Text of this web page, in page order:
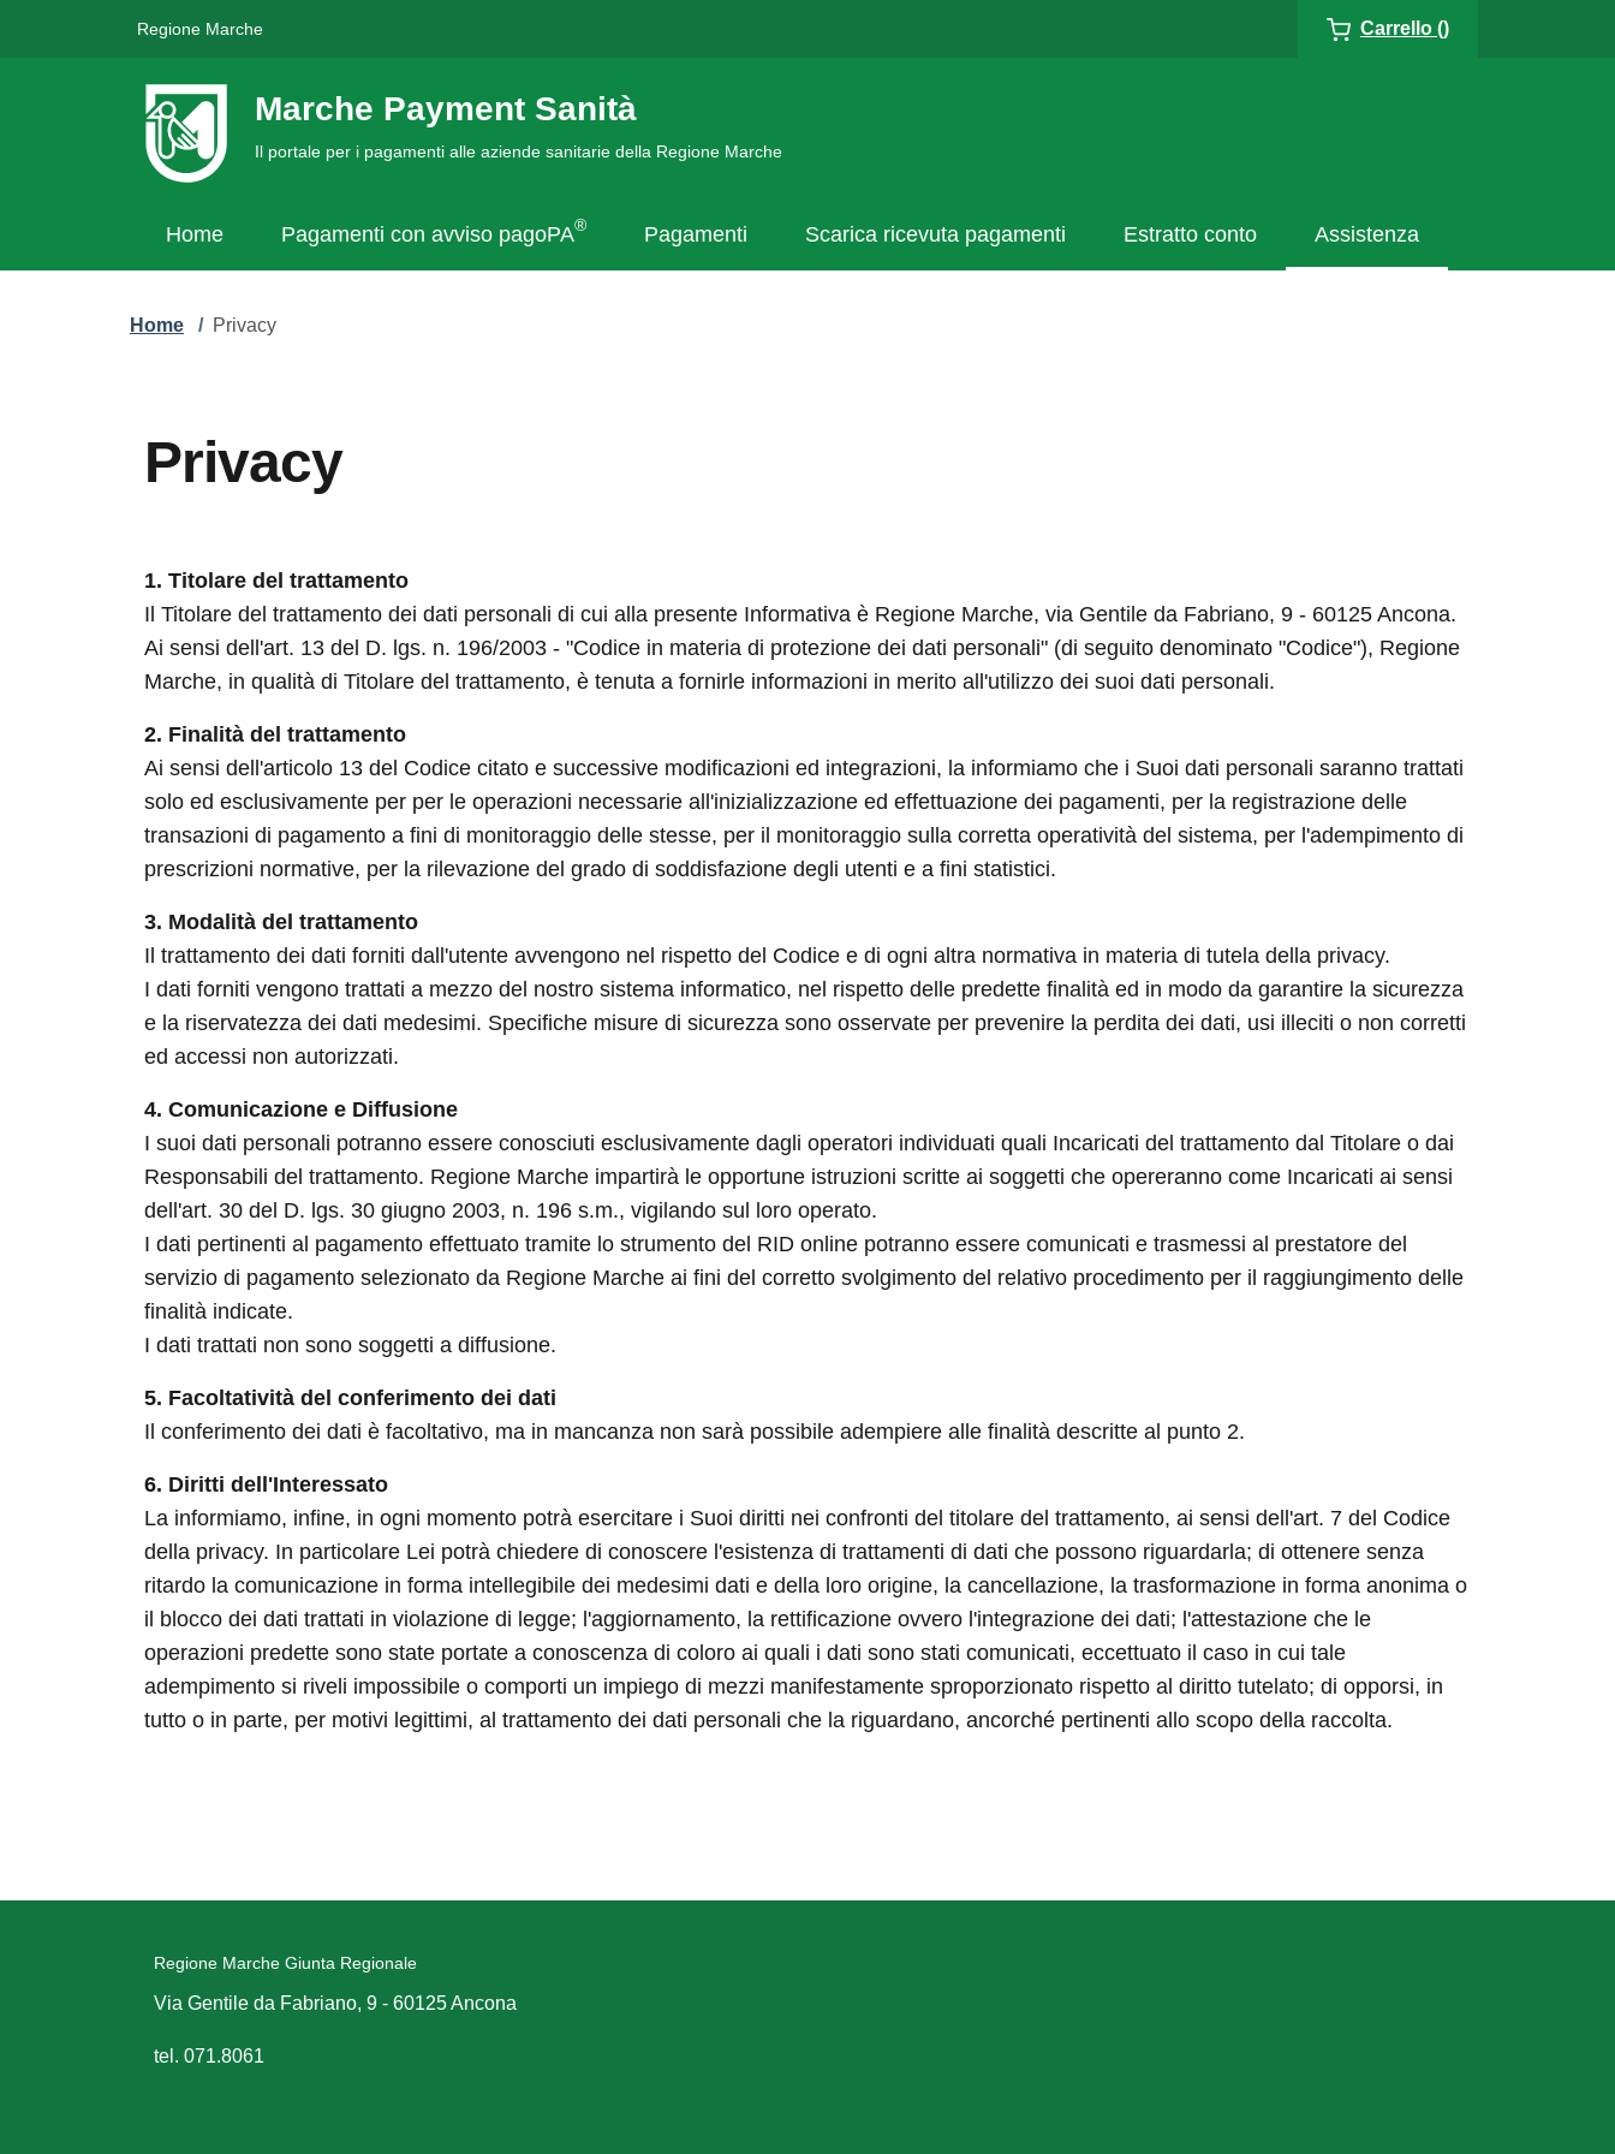
Regione Marche Carrello ()
Marche Payment Sanità
Il portale per i pagamenti alle aziende sanitarie della Regione Marche
Home Pagamenti con avviso pagoPA® Pagamenti Scarica ricevuta pagamenti Estratto conto Assistenza
Home / Privacy
Privacy
1. Titolare del trattamento
Il Titolare del trattamento dei dati personali di cui alla presente Informativa è Regione Marche, via Gentile da Fabriano, 9 - 60125 Ancona.
Ai sensi dell'art. 13 del D. lgs. n. 196/2003 - "Codice in materia di protezione dei dati personali" (di seguito denominato "Codice"), Regione
Marche, in qualità di Titolare del trattamento, è tenuta a fornirle informazioni in merito all'utilizzo dei suoi dati personali.
2. Finalità del trattamento
Ai sensi dell'articolo 13 del Codice citato e successive modificazioni ed integrazioni, la informiamo che i Suoi dati personali saranno trattati
solo ed esclusivamente per per le operazioni necessarie all'inizializzazione ed effettuazione dei pagamenti, per la registrazione delle
transazioni di pagamento a fini di monitoraggio delle stesse, per il monitoraggio sulla corretta operatività del sistema, per l'adempimento di
prescrizioni normative, per la rilevazione del grado di soddisfazione degli utenti e a fini statistici.
3. Modalità del trattamento
Il trattamento dei dati forniti dall'utente avvengono nel rispetto del Codice e di ogni altra normativa in materia di tutela della privacy.
I dati forniti vengono trattati a mezzo del nostro sistema informatico, nel rispetto delle predette finalità ed in modo da garantire la sicurezza
e la riservatezza dei dati medesimi. Specifiche misure di sicurezza sono osservate per prevenire la perdita dei dati, usi illeciti o non corretti
ed accessi non autorizzati.
4. Comunicazione e Diffusione
I suoi dati personali potranno essere conosciuti esclusivamente dagli operatori individuati quali Incaricati del trattamento dal Titolare o dai
Responsabili del trattamento. Regione Marche impartirà le opportune istruzioni scritte ai soggetti che opereranno come Incaricati ai sensi
dell'art. 30 del D. lgs. 30 giugno 2003, n. 196 s.m., vigilando sul loro operato.
I dati pertinenti al pagamento effettuato tramite lo strumento del RID online potranno essere comunicati e trasmessi al prestatore del
servizio di pagamento selezionato da Regione Marche ai fini del corretto svolgimento del relativo procedimento per il raggiungimento delle
finalità indicate.
I dati trattati non sono soggetti a diffusione.
5. Facoltatività del conferimento dei dati
Il conferimento dei dati è facoltativo, ma in mancanza non sarà possibile adempiere alle finalità descritte al punto 2.
6. Diritti dell'Interessato
La informiamo, infine, in ogni momento potrà esercitare i Suoi diritti nei confronti del titolare del trattamento, ai sensi dell'art. 7 del Codice
della privacy. In particolare Lei potrà chiedere di conoscere l'esistenza di trattamenti di dati che possono riguardarla; di ottenere senza
ritardo la comunicazione in forma intellegibile dei medesimi dati e della loro origine, la cancellazione, la trasformazione in forma anonima o
il blocco dei dati trattati in violazione di legge; l'aggiornamento, la rettificazione ovvero l'integrazione dei dati; l'attestazione che le
operazioni predette sono state portate a conoscenza di coloro ai quali i dati sono stati comunicati, eccettuato il caso in cui tale
adempimento si riveli impossibile o comporti un impiego di mezzi manifestamente sproporzionato rispetto al diritto tutelato; di opporsi, in
tutto o in parte, per motivi legittimi, al trattamento dei dati personali che la riguardano, ancorché pertinenti allo scopo della raccolta.
Regione Marche Giunta Regionale
Via Gentile da Fabriano, 9 - 60125 Ancona
tel. 071.8061